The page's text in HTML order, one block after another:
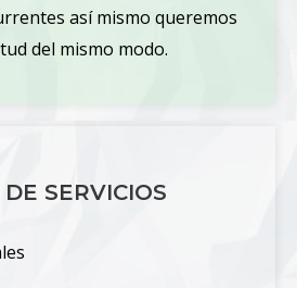
así mismo queremos
del mismo modo.
SERVICIOS